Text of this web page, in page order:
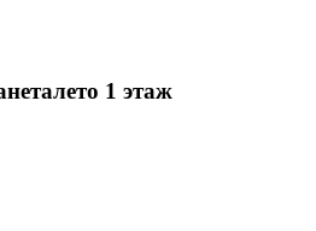
1 этаж